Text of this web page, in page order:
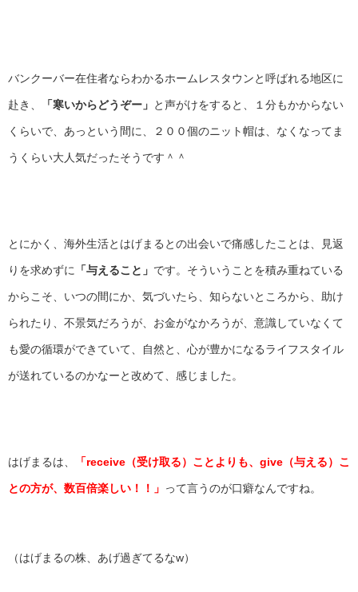
バンクーバー在住者ならわかるホームレスタウンと呼ばれる地区に
赴き、 「寒いからどうぞー」 と声がけをすると、１分もかからない
くらいで、あっという間に、２００個のニット帽は、なくなってま
うくらい大人気だったそうです＾＾
とにかく、海外生活とはげまるとの出会いで痛感したことは、見返
りを求めずに 「与えること」 です。そういうことを積み重ねている
からこそ、いつの間にか、気づいたら、知らないところから、助け
られたり、不景気だろうが、お金がなかろうが、意識していなくて
も愛の循環ができていて、自然と、心が豊かになるライフスタイル
が送れているのかなーと改めて、感じました。
はげまるは、 「receive（受け取る）ことよりも、give（与える）こ
との方が、数百倍楽しい！！」 って言うのが口癖なんですね。
（はげまるの株、あげ過ぎてるなw）